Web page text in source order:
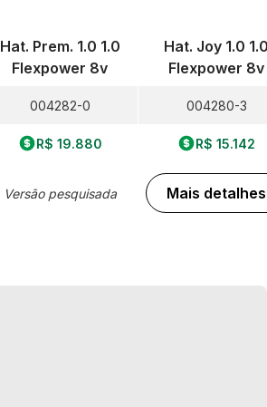
Hat. Prem. 1.0 1.0
Flexpower 8v
004282-0
R$ 19.880
Versão pesquisada
Hat. Joy 1.0
Flexpower 8v
004280-3
R$ 15.142
Mais detalhes